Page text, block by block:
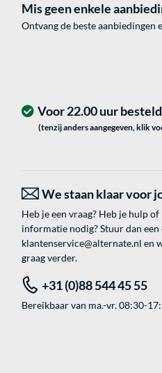
Mis geen enkele
Ontvang de beste aanbiedingen
Voor 22.00 uur
(tenzij anders aangegeven, klik
We staan klaar voor
Heb je een vraag? Heb je hulp of
informatie nodig? Stuur dan
klantenservice@alternate.nl en
graag verder.
+31 (0)88 544 45 55
Bereikbaar van ma.-vr. 08:30-